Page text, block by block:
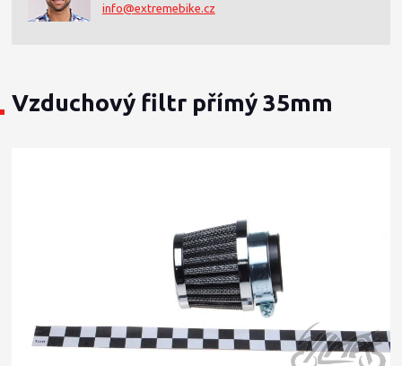
info@extremebike.cz
Vzduchový filtr přímý 35mm